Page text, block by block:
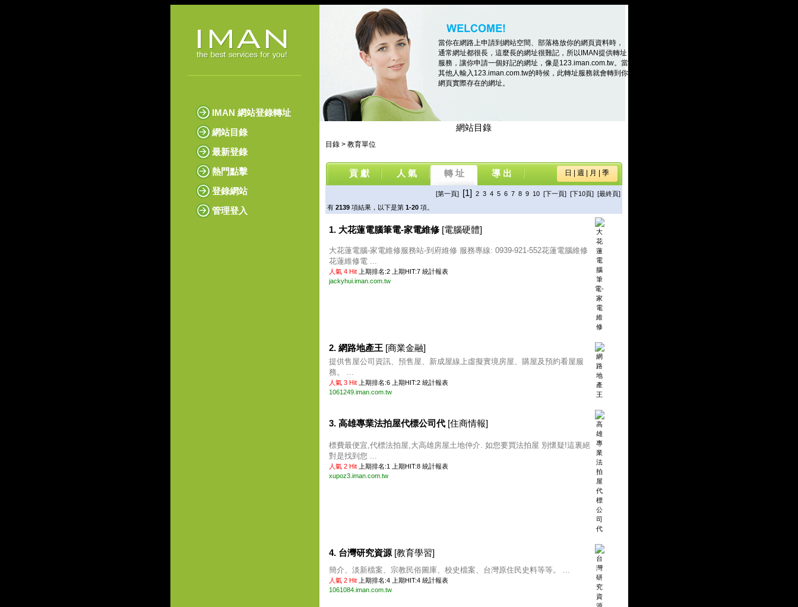
IMAN 網站登錄轉址
網站目錄
最新登錄
熱門點擊
登錄網站
管理登入
當你在網路上申請到網站空間、部落格放你的網頁資料時，
通常網址都很長，這麼長的網址很難記，所以IMAN提供轉址
服務，讓你申請一個好記的網址，像是123.iman.com.tw。當
其他人輸入123.iman.com.tw的時候，此轉址服務就會轉到你
網頁實際存在的網址。
網站目錄
目錄 > 教育單位
貢 獻 人 氣 轉 址 導 出 日 週 月 季
[第一頁] [1] 2 3 4 5 6 7 8 9 10 [下一頁] [下10頁] [最終頁]
有 2139 項結果，以下是第 1-20項。
1. 大花蓮電腦筆電-家電維修 [電腦硬體]
大花蓮電腦-家電維修服務站-到府維修 服務專線: 0939-921-552花蓮電腦維修
花蓮維修電 ...
人氣 4 Hit 上期排名:2 上期HIT:7 統計報表
jackyhui.iman.com.tw
2. 網路地產王 [商業金融]
提供售屋公司資訊、預售屋、新成屋線上虛擬實境房屋、購屋及預約看屋服
務。 ...
人氣 3 Hit 上期排名:6 上期HIT:2 統計報表
1061249.iman.com.tw
3. 高雄專業法拍屋代標公司代 [住商情報]
標費最便宜,代標法拍屋,大高雄房屋土地仲介. 如您要買法拍屋 別懷疑!這裏絕
對是找到您 ...
人氣 2 Hit 上期排名:1 上期HIT:8 統計報表
xupoz3.iman.com.tw
4. 台灣研究資源 [教育學習]
簡介、淡新檔案、宗教民俗圖庫、校史檔案、台灣原住民史料等等。 ...
人氣 2 Hit 上期排名:4 上期HIT:4 統計報表
1061084.iman.com.tw